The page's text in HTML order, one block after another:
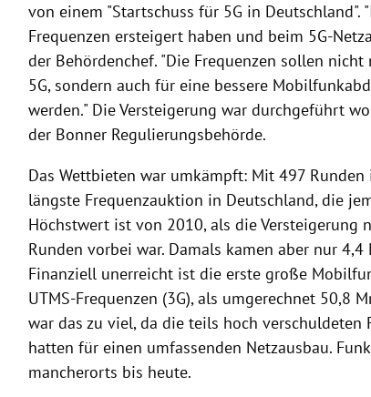
von einem "Startschuss für 5G in Deutschland".
Frequenzen ersteigert haben und beim 5G-
der Behördenchef. "Die Frequenzen sollen
5G, sondern auch für eine bessere
werden." Die Versteigerung war durchgeführt
der Bonner Regulierungsbehörde.
Das Wettbieten war umkämpft: Mit 497
längste Frequenzauktion in Deutschland, die
Höchstwert ist von 2010, als die Versteigerung
Runden vorbei war. Damals kamen aber nur 4,4
Finanziell unerreicht ist die erste große
UTMS-Frequenzen (3G), als umgerechnet 50,8
war das zu viel, da die teils hoch
hatten für einen umfassenden Netzausbau.
mancherorts bis heute.